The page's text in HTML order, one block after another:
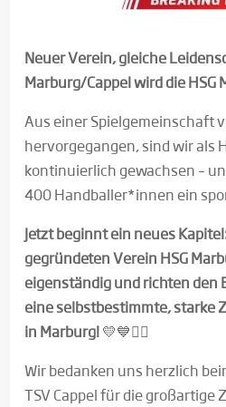
Neuer Verein, gleiche
Marburg/Cappel wird die HSG
Aus einer Spielgemeinschaft
hervorgegangen, sind wir als
kontinuierlich gewachsen –
400 Handballer*innen ein
Jetzt beginnt ein neues
gegründeten Verein HSG
eigenständig und richten den
eine selbstbestimmte, starke
in Marburg!💛💙🤾‍♂️
Wir bedanken uns herzlich
TSV Cappel für die großartige